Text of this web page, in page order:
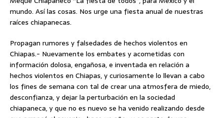
mundo. Así las cosas. Nos urge una fiesta anual de nuestras
raíces chiapanecas.
Propagan rumores y falsedades de hechos violentos en
Chiapas.- Nuevamente los embates y acometidas con
información dolosa, engañosa, e inventada en relación a
hechos violentos en Chiapas, y curiosamente lo llevan a cabo
los fines de semana con tal de crear una atmosfera de miedo,
desconfianza, y dejar la perturbación en la sociedad
chiapaneca, y que no es nuevo se ha venido realizando desde